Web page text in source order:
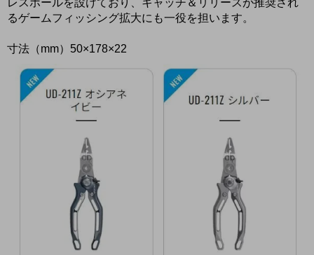
るゲームフィッシング拡大にも一役を担います。
寸法（mm）50×178×22